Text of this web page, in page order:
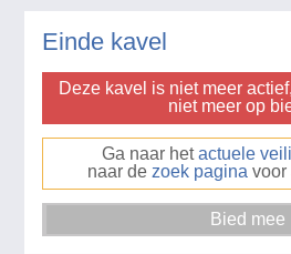
Einde kavel
Deze kavel is niet meer
niet meer op
Ga naar hetactuele
naar de zoek pagina voor